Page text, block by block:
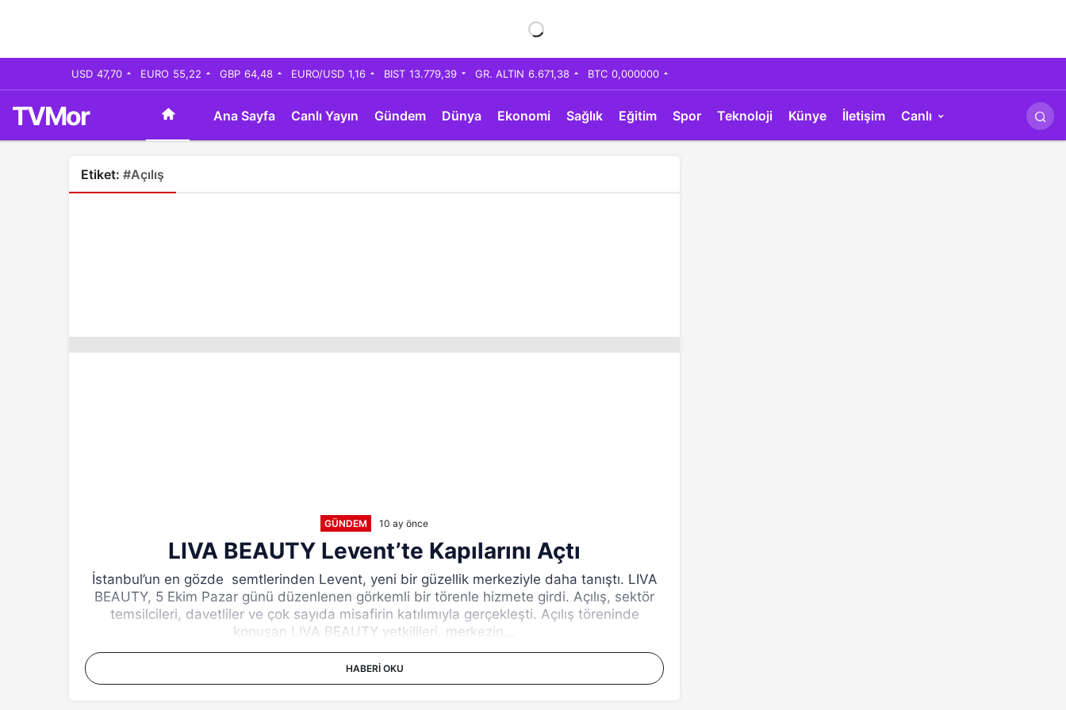
USD 47,70 EURO 55,22 GBP 64,48 EURO/USD 1,16 BIST 13.779,39 GR. ALTIN 6.671,38 BTC 0,000000
TVMor Ana Sayfa Canlı Yayın Gündem Dünya Ekonomi Sağlık Eğitim Spor Teknoloji Künye İletişim Canlı
Etiket: #Açılış
GÜNDEM 10 ay önce
LIVA BEAUTY Levent’te Kapılarını Açtı
İstanbul’un en gözde semtlerinden Levent, yeni bir güzellik merkeziyle daha tanıştı. LIVA
BEAUTY, 5 Ekim Pazar günü düzenlenen görkemli bir törenle hizmete girdi. Açılış, sektör
temsilcileri, davetliler ve çok sayıda misafirin katılımıyla gerçekleşti. Açılış töreninde
konuşan LIVA BEAUTY yetkilileri, merkezin...
HABERI OKU